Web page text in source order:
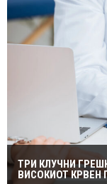
ТРИ КЛУЧНИ
ВИСОКИОТ КРВЕН